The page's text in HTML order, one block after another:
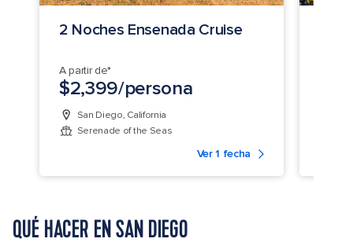
2 Noches Ensenada Cruise
A partir de*
$2,399/persona
San Diego, California
Serenade of the Seas
Ver 1 fecha
QUÉ HACER EN SAN DIEGO